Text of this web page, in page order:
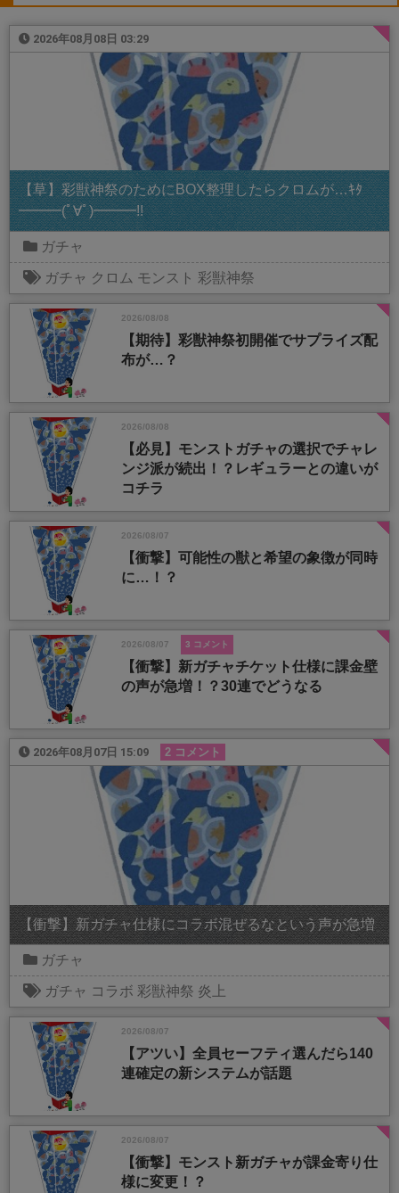
2026年08月08日 03:29
【草】彩獣神祭のためにBOX整理したらクロムが…ｷﾀ
━━━(ﾟ∀ﾟ)━━━!!
ガチャ
ガチャ クロム モンスト 彩獣神祭
2026/08/08
【期待】彩獣神祭初開催でサプライズ配
布が…？
2026/08/08
【必見】モンストガチャの選択でチャレ
ンジ派が続出！？レギュラーとの違いが
コチラ
2026/08/07
【衝撃】可能性の獣と希望の象徴が同時
に…！？
2026/08/07 3 コメント
【衝撃】新ガチャチケット仕様に課金壁
の声が急増！？30連でどうなる
2026年08月07日 15:09 2 コメント
【衝撃】新ガチャ仕様にコラボ混ぜるなという声が急増
ガチャ
ガチャ コラボ 彩獣神祭 炎上
2026/08/07
【アツい】全員セーフティ選んだら140
連確定の新システムが話題
2026/08/07
【衝撃】モンスト新ガチャが課金寄り仕
様に変更！？